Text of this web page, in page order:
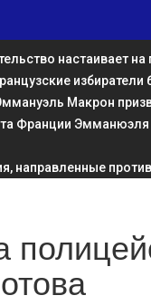
настаивает
Макрон
Франции Эмманюэля
направленные